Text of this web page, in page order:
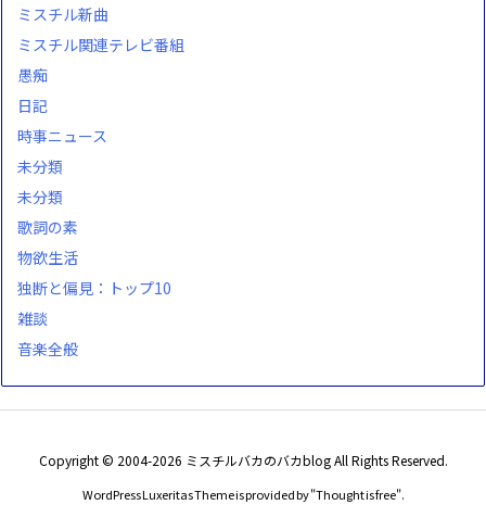
ミスチル新曲
ミスチル関連テレビ番組
愚痴
日記
時事ニュース
未分類
未分類
歌詞の素
物欲生活
独断と偏見：トップ10
雑談
音楽全般
Copyright © 2004-2026 ミスチルバカのバカblogAll Rights Reserved.
WordPress Luxeritas Theme is provided by "Thought is free".